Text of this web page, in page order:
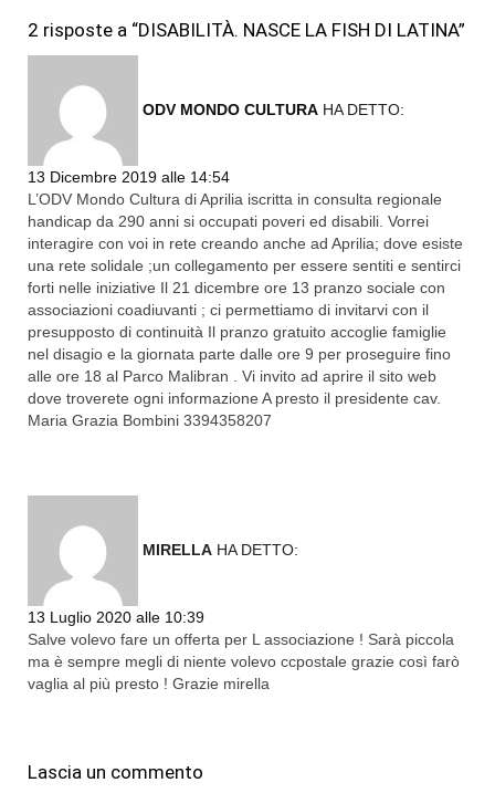
2 risposte a “DISABILITÀ. NASCE LA FISH DI LATINA”
ODV MONDO CULTURA HA DETTO:
13 Dicembre 2019 alle 14:54
L’ODV Mondo Cultura di Aprilia iscritta in consulta regionale
handicap da 290 anni si occupati poveri ed disabili. Vorrei
interagire con voi in rete creando anche ad Aprilia; dove esiste
una rete solidale ;un collegamento per essere sentiti e sentirci
forti nelle iniziative Il 21 dicembre ore 13 pranzo sociale con
associazioni coadiuvanti ; ci permettiamo di invitarvi con il
presupposto di continuità Il pranzo gratuito accoglie famiglie
nel disagio e la giornata parte dalle ore 9 per proseguire fino
alle ore 18 al Parco Malibran . Vi invito ad aprire il sito web
dove troverete ogni informazione A presto il presidente cav.
Maria Grazia Bombini 3394358207
MIRELLA HA DETTO:
13 Luglio 2020 alle 10:39
Salve volevo fare un offerta per L associazione ! Sarà piccola
ma è sempre megli di niente volevo ccpostale grazie così farò
vaglia al più presto ! Grazie mirella
Lascia un commento